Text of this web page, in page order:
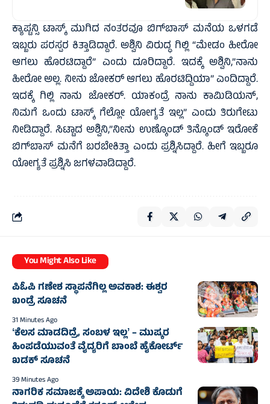
ಕ್ಯಾಪ್ಟನ್ಸಿ ಟಾಸ್ಕ್‌ ಮುಗಿದ ನಂತರವೂ ಬಿಗ್‌ಬಾಸ್‌ ಮನೆಯ ಒಳಗಡೆ
ಇಬ್ಬರು ಪರಸ್ಪರ ಕಿತ್ತಾಡಿದ್ದಾರೆ. ಅಶ್ವಿನಿ ವಿರುದ್ಧ ಗಿಲ್ಲಿ “ಮೇಡಂ ಹೀರೋ
ಆಗಲು ಹೊರಟಿದ್ದಾರೆ” ಎಂದು ದೂರಿದ್ದಾರೆ. ಇದಕ್ಕೆ ಅಶ್ವಿನಿ,”ನಾನು
ಹೀರೋ ಅಲ್ಲ. ನೀನು ಜೋಕರ್‌ ಆಗಲು ಹೊರಟಿದ್ದಿಯಾ” ಎಂದಿದ್ದಾರೆ.
ಇದಕ್ಕೆ ಗಿಲ್ಲಿ ನಾನು ಜೋಕರ್‌. ಯಾಕಂದ್ರೆ ನಾನು ಕಾಮಿಡಿಯನ್‌,
ನಿಮಗೆ ಒಂದು ಟಾಸ್ಕ್ ಗೆಲ್ಲೋ ಯೋಗ್ಯತೆ ಇಲ್ಲ” ಎಂದು ತಿರುಗೇಟು
ನೀಡಿದ್ದಾರೆ. ಸಿಟ್ಟಾದ ಅಶ್ವಿನಿ,”ನೀನು ಉಣ್ಕೊಂಡ್‌ ತಿನ್ಕೊಂಡ್ ಇರೋಕೆ
ಬಿಗ್‌ಬಾಸ್ ಮನೆಗೆ ಬರಬೇಕಿತ್ತಾ ಎಂದು ಪ್ರಶ್ನಿಸಿದ್ದಾರೆ. ಹೀಗೆ ಇಬ್ಬರೂ
ಯೋಗ್ಯತೆ ಪ್ರಶ್ನಿಸಿ ಜಗಳವಾಡಿದ್ದಾರೆ.
You Might Also Like
ಪಿಓಪಿ ಗಣೇಶ ಸ್ಥಾಪನೆಗಿಲ್ಲ ಅವಕಾಶ: ಈಶ್ವರ
ಖಂಡ್ರೆ ಸೂಚನೆ
31 Minutes Ago
ʻಕೆಲಸ ಮಾಡದಿದ್ರೆ, ಸಂಬಳ ಇಲ್ಲʼ – ಮುಷ್ಕರ
ಹಿಂಪಡೆಯುವಂತೆ ವೈದ್ಯರಿಗೆ ಬಾಂಬೆ ಹೈಕೋರ್ಟ್‌
ಖಡಕ್ ಸೂಚನೆ
39 Minutes Ago
ನಾಗರಿಕ ಸಮಾಜಕ್ಕೆ ಅಪಾಯ: ವಿದೇಶಿ ಕೊಡುಗೆ